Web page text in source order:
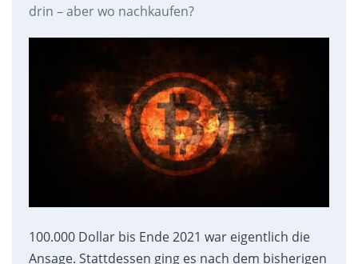
drin – aber wo nachkaufen?
100.000 Dollar bis Ende 2021 war eigentlich die
Ansage. Stattdessen ging es nach dem bisherigen